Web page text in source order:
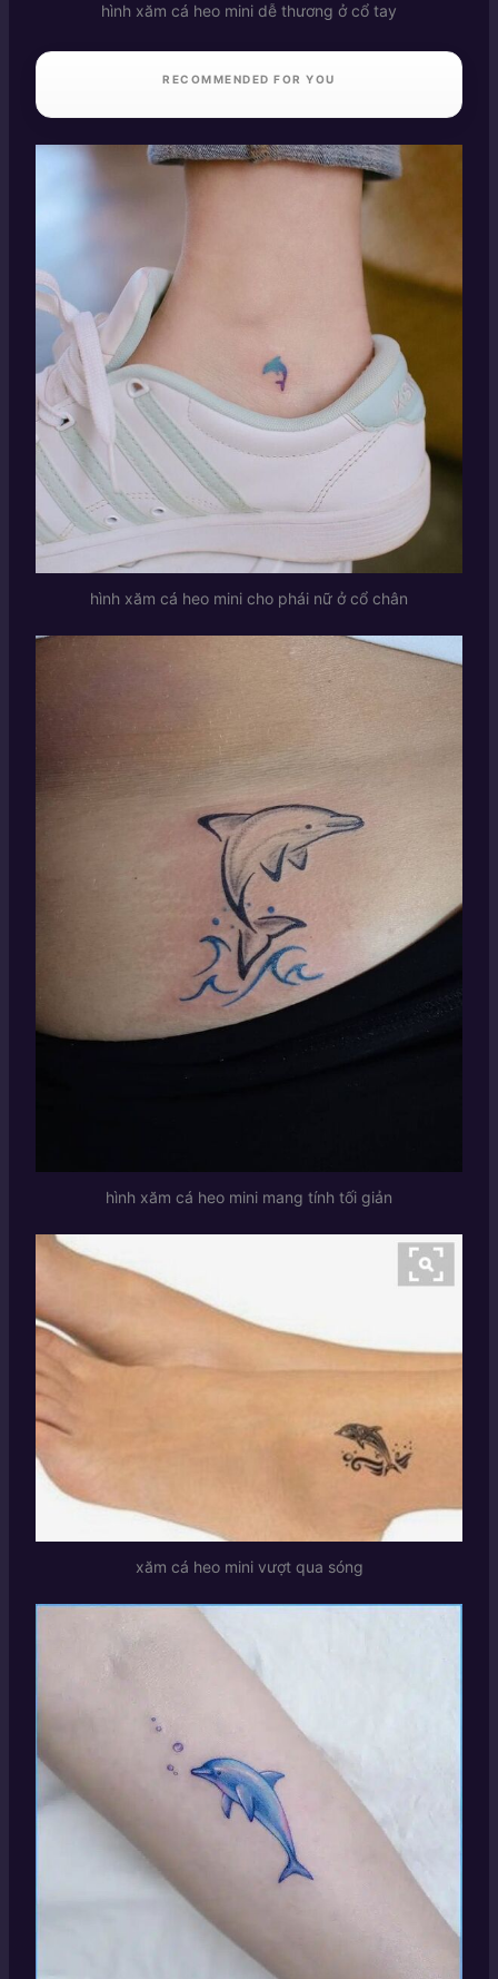
hình xăm cá heo mini dễ thương ở cổ tay
RECOMMENDED FOR YOU
hình xăm cá heo mini cho phái nữ ở cổ chân
hình xăm cá heo mini mang tính tối giản
xăm cá heo mini vượt qua sóng